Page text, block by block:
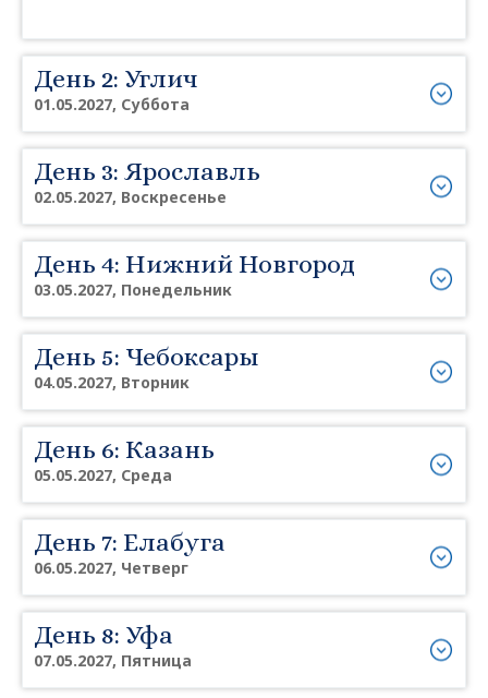
День 2: Углич
01.05.2027, Суббота
День 3: Ярославль
02.05.2027, Воскресенье
День 4: Нижний Новгород
03.05.2027, Понедельник
День 5: Чебоксары
04.05.2027, Вторник
День 6: Казань
05.05.2027, Среда
День 7: Елабуга
06.05.2027, Четверг
День 8: Уфа
07.05.2027, Пятница